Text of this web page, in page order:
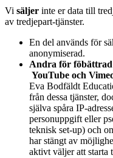
Vi säljer inte er data till
av tredjepart-tjänster.
En del används för
anonymiserad.
Andra för föbättrad
YouTube och
Eva Bodfäldt
från dessa tjänster,
själva spåra IP-
personuppgift eller
teknisk set-up) och
har stängt av
aktivt väljer att starta